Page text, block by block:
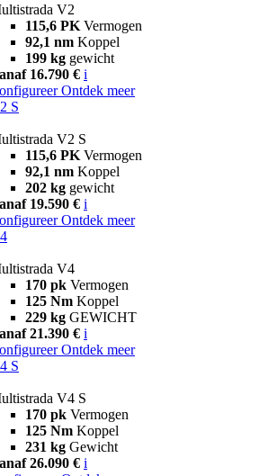
V2
115,6 PK Vermogen
92,1 nm Koppel
199 kg gewicht
16.790 € i
Ontdek meer
S
V2 S
115,6 PK Vermogen
92,1 nm Koppel
202 kg gewicht
19.590 € i
Ontdek meer
V4
170 pk Vermogen
125 Nm Koppel
229 kg GEWICHT
21.390 € i
Ontdek meer
S
V4 S
170 pk Vermogen
125 Nm Koppel
231 kg Gewicht
26.090 € i